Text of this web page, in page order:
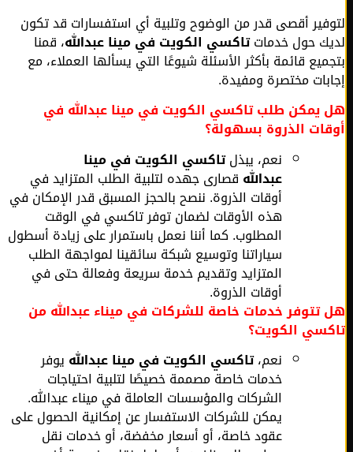
أقصى قدر من الوضوح وتلبية أي استفسارات قد تكون
حول خدماتتاكسي الكويت في مينا عبدالله، قمنا
قائمة بأكثر الأسئلة شيوعًا التي يسألها العملاء، مع
مختصرة ومفيدة.
طلب تاكسي الكويت في مينا عبدالله في
الذروة بسهولة؟
نعم، يبذلتاكسي الكويت في مينا
عبداللهقصارى جهده لتلبية الطلب المتزايد في
أوقات الذروة. ننصح بالحجز المسبق قدر الإمكان في
هذه الأوقات لضمان توفر تاكسي في الوقت
المطلوب. كما أننا نعمل باستمرار على زيادة أسطول
سياراتنا وتوسيع شبكة سائقينا لمواجهة الطلب
المتزايد وتقديم خدمة سريعة وفعالة حتى في
أوقات الذروة.
خدمات خاصة للشركات في ميناء عبدالله من
الكويت؟
نعم،تاكسي الكويت في مينا عبداللهيوفر
خدمات خاصة مصممة خصيصًا لتلبية احتياجات
الشركات والمؤسسات العاملة في ميناء عبدالله.
يمكن للشركات الاستفسار عن إمكانية الحصول على
عقود خاصة، أو أسعار مخفضة، أو خدمات نقل